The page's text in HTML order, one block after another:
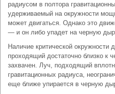
радиусом в полтора
удерживаемый на окружности
может двигаться. Однако это
— и он либо упадет на черную
Наличие критической окружности
проходящий достаточно близко к
захвачен. Луч, подходящий
гравитационных радиуса,
еще ближе упирается в черную